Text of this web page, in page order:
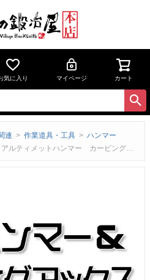
気に入り マイページ カート
連 作業道具・工具
ハンマー
メットハンマー カービングアックス木柄交換